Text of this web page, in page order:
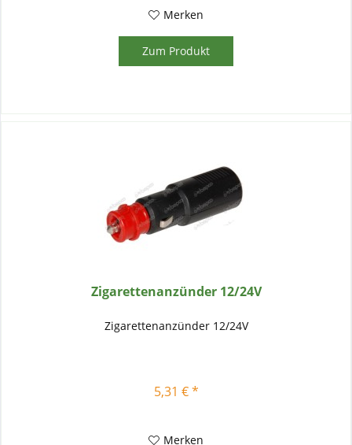
Merken
Zum Produkt
Zigarettenanzünder 12/24V
Zigarettenanzünder 12/24V
5,31 € *
Merken